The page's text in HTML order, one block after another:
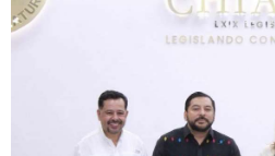
Glosario
Lineamientos
Documento de Seguridad